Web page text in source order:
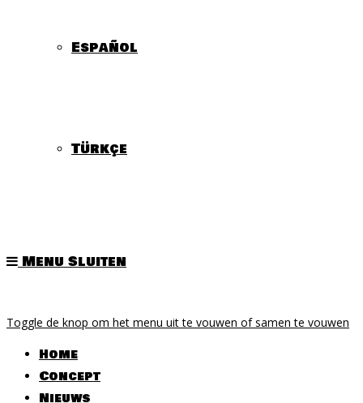
Español
Türkçe
Menu Sluiten
Toggle de knop om het menu uit te vouwen of samen te vouwen
Home
Concept
Nieuws